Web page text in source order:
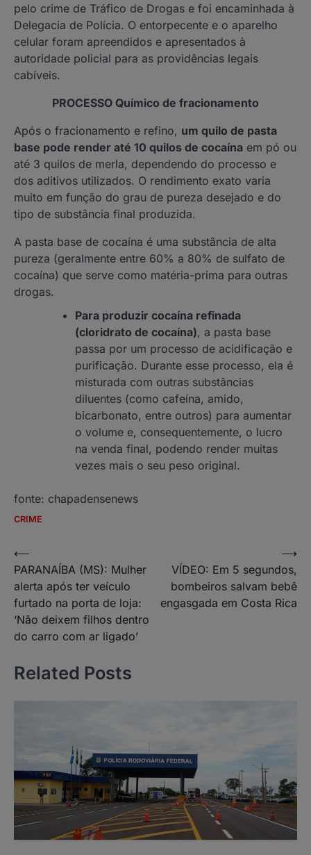
pelo crime de Tráfico de Drogas e foi encaminhada à
Delegacia de Polícia. O entorpecente e o aparelho
celular foram apreendidos e apresentados à
autoridade policial para as providências legais
cabíveis.
PROCESSO Químico de fracionamento
Após o fracionamento e refino, um quilo de pasta
base pode render até 10 quilos de cocaína em pó ou
até 3 quilos de merla, dependendo do processo e
dos aditivos utilizados. O rendimento exato varia
muito em função do grau de pureza desejado e do
tipo de substância final produzida.
A pasta base de cocaína é uma substância de alta
pureza (geralmente entre 60% a 80% de sulfato de
cocaína) que serve como matéria-prima para outras
drogas.
Para produzir cocaína refinada
(cloridrato de cocaína), a pasta base
passa por um processo de acidificação e
purificação. Durante esse processo, ela é
misturada com outras substâncias
diluentes (como cafeína, amido,
bicarbonato, entre outros) para aumentar
o volume e, consequentemente, o lucro
na venda final, podendo render muitas
vezes mais o seu peso original.
fonte: chapadensenews
CRIME
Navegação
de
Post
⟵
PARANAÍBA (MS): Mulher
alerta após ter veículo
furtado na porta de loja:
‘Não deixem filhos dentro
do carro com ar ligado’
VÍDEO: Em 5 segundos,
bombeiros salvam bebê
engasgada em Costa Rica
⟶
Related Posts